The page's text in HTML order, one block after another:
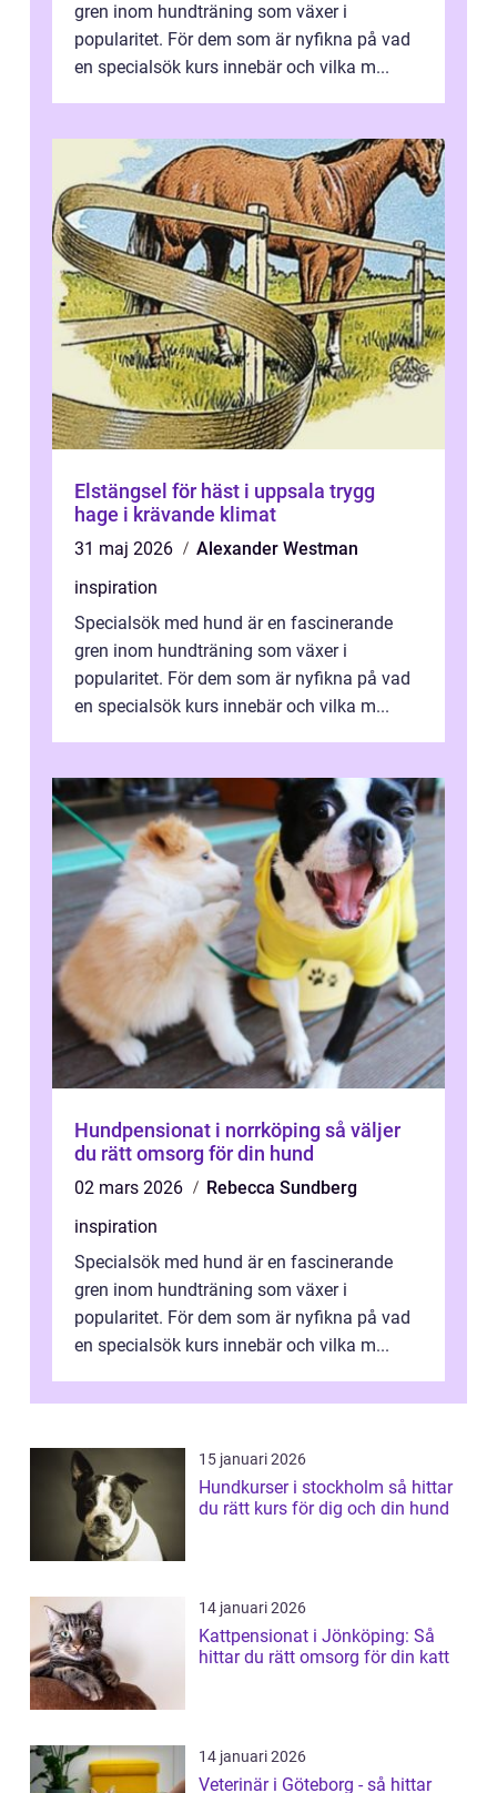
gren inom hundträning som växer i
popularitet. För dem som är nyfikna på vad
en specialsök kurs innebär och vilka m...
Elstängsel för häst i uppsala trygg
hage i krävande klimat
31 maj 2026
Alexander Westman
inspiration
Specialsök med hund är en fascinerande
gren inom hundträning som växer i
popularitet. För dem som är nyfikna på vad
en specialsök kurs innebär och vilka m...
Hundpensionat i norrköping så väljer
du rätt omsorg för din hund
02 mars 2026
Rebecca Sundberg
inspiration
Specialsök med hund är en fascinerande
gren inom hundträning som växer i
popularitet. För dem som är nyfikna på vad
en specialsök kurs innebär och vilka m...
15 januari 2026
Hundkurser i stockholm så hittar
du rätt kurs för dig och din hund
14 januari 2026
Kattpensionat i Jönköping: Så
hittar du rätt omsorg för din katt
14 januari 2026
Veterinär i Göteborg - så hittar